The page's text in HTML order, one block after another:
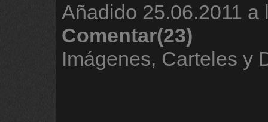
Añadido 25.06.2011 a
Comentar(23)
Imágenes, Carteles y